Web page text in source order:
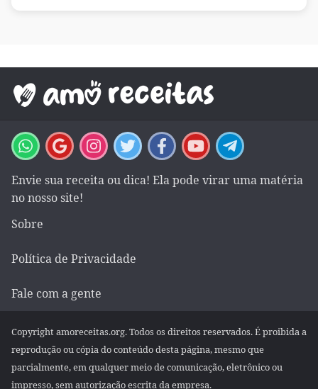
Envie sua receita ou dica! Ela pode virar uma matéria
no nosso site!
Sobre
Política de Privacidade
Fale com a gente
Copyright amoreceitas.org. Todos os direitos reservados. É proibida a
reprodução ou cópia do conteúdo desta página, mesmo que
parcialmente, em qualquer meio de comunicação, eletrônico ou
impresso, sem autorização escrita da empresa.